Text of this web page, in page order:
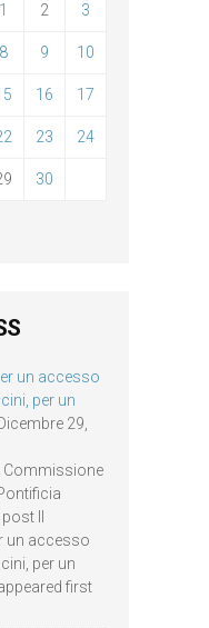
1 2 3
8 9 10
16 17
23 24
30
un accesso
per un
29,
Commissione
Il
un accesso
per un
first